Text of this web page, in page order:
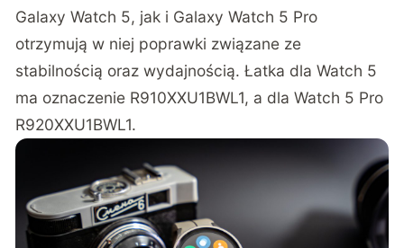
Galaxy Watch 5, jak i Galaxy Watch 5 Pro
otrzymują w niej poprawki związane ze
stabilnością oraz wydajnością. Łatka dla Watch 5
ma oznaczenie R910XXU1BWL1, a dla Watch 5 Pro
R920XXU1BWL1.